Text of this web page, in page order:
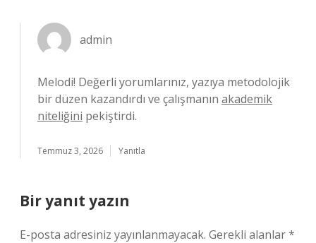
admin
Melodi! Değerli yorumlarınız, yazıya metodolojik
bir düzen kazandırdı ve çalışmanın akademik
niteliğini pekiştirdi.
Temmuz 3, 2026 Yanıtla
Bir yanıt yazın
E-posta adresiniz yayınlanmayacak. Gerekli alanlar*